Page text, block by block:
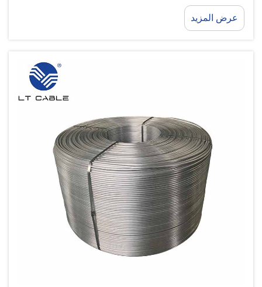
بالكلوريدات: عند تعرُّض سلك سبيكة الألومنيوم-
المغنيسيوم لمياه البحر، يتكون طبقة واقية من أكسيد
عرض المزيد